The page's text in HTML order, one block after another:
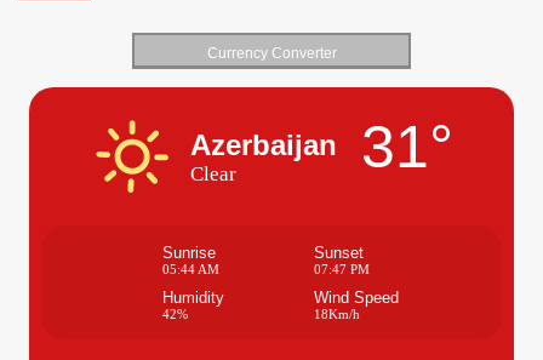
Currency Converter
Azerbaijan
Clear 31°
Sunrise
05:44 AM
Sunset
07:47 PM
Humidity
42%
Wind Speed
18Km/h